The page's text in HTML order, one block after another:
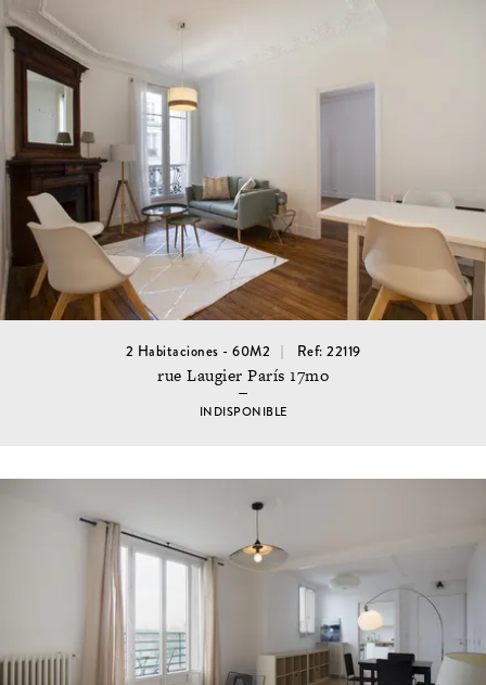
2 Habitaciones - 60M2 Ref: 22119
rue Laugier París 17mo
INDISPONIBLE